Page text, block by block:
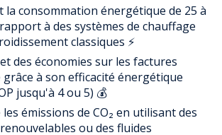
la consommation énergétique de 25 à
à des systèmes de chauffage
classiques ⚡
des économies sur les factures
à son efficacité énergétique
jusqu'à 4 ou 5) 💰
émissions de CO₂ en utilisant des
ou des fluides